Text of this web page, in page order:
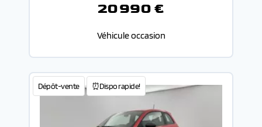
20 990 €
Véhicule occasion
Dépôt-vente ⏰Dispo rapide!